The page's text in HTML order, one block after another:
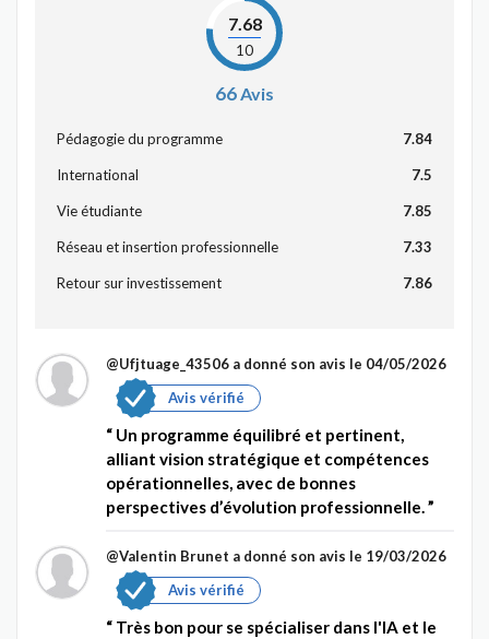
7.68
10
66Avis
Pédagogie du programme 7.84
International 7.5
Vie étudiante 7.85
Réseau et insertion professionnelle 7.33
Retour sur investissement 7.86
@Ufjtuage_43506 a donné son avis le 04/05/2026
Avis vérifié
Un programme équilibré et pertinent,
alliant vision stratégique et compétences
opérationnelles, avec de bonnes
perspectives d’évolution professionnelle.
@Valentin Brunet a donné son avis le 19/03/2026
Avis vérifié
Très bon pour se spécialiser dans l'IA et le